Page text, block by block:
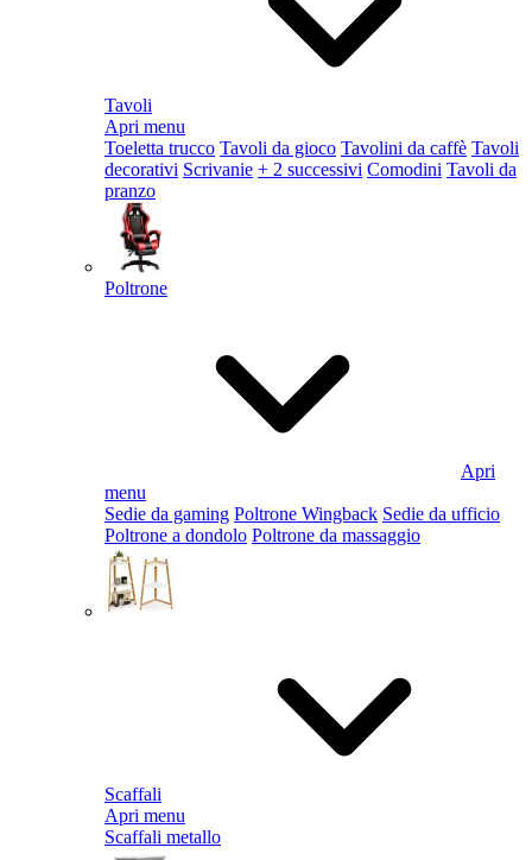
Tavoli
Apri menu
Toeletta trucco Tavoli da gioco Tavolini da caffè Tavoli
decorativi Scrivanie + 2 successivi Comodini Tavoli da
pranzo
Poltrone
Apri
menu
Sedie da gaming Poltrone Wingback Sedie da ufficio
Poltrone a dondolo Poltrone da massaggio
Scaffali
Apri menu
Scaffali metallo